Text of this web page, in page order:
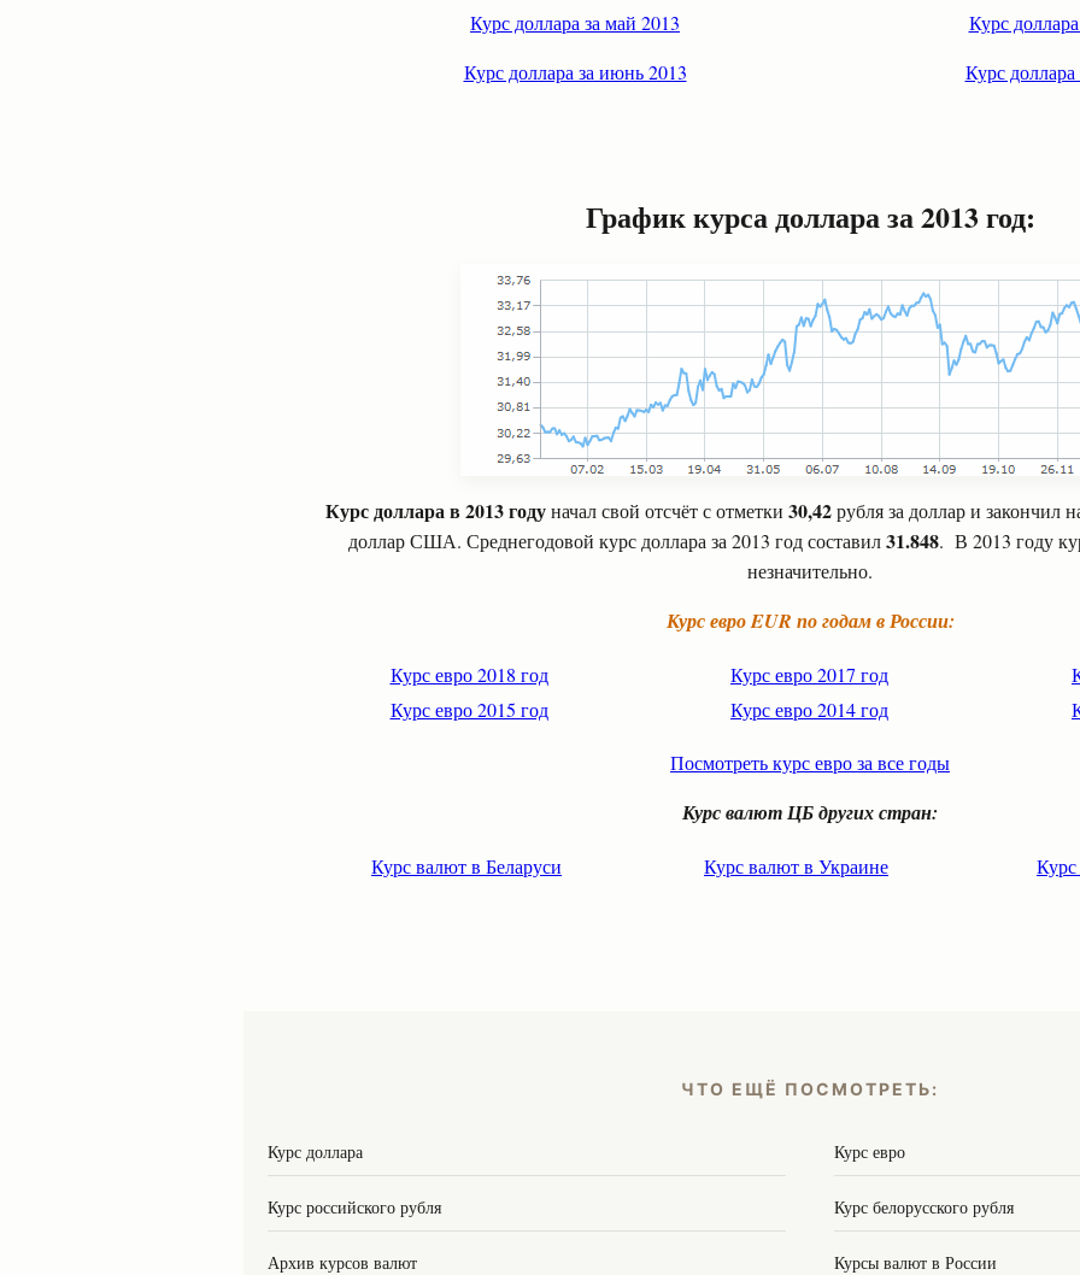
Курс доллара за май 2013
Курс доллара за июнь 2013
Курс
Курс доллара
График курса доллара за 2013 год:
Курс доллара в 2013 годуначал свой отсчёт с отметки 30,42рубля за доллар и закончил
доллар США. Среднегодовой курс доллара за 2013 год составил31.848. В 2013 году
незначительно.
Курс евро EUR по годам в России:
Курс евро 2018 год Курс евро 2017 год
Курс евро 2015 год
Курс евро 2014 год
Посмотреть курс евро за все годы
Курс валют ЦБ других стран:
Курс валют в Беларуси Курс валют в Украине Курс
ЧТО ЕЩЁ ПОСМОТРЕТЬ:
Курс доллара Курс евро
Курс российского рубля Курс белорусского рубля
Архив курсов валют Курсы валют в России